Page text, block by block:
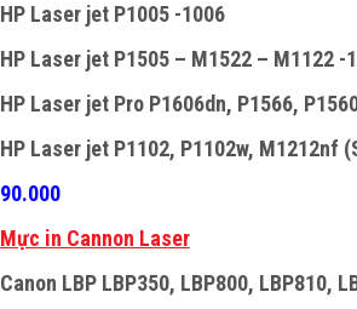
HP Laser jet P1005 -1006
HP Laser jet P1505 – M1522 – M1122 -
HP Laser jet Pro P1606dn, P1566,
HP Laser jet P1102, P1102w, M1212nf
90.000
Mực in Cannon Laser
Canon LBP LBP350, LBP800, LBP810,